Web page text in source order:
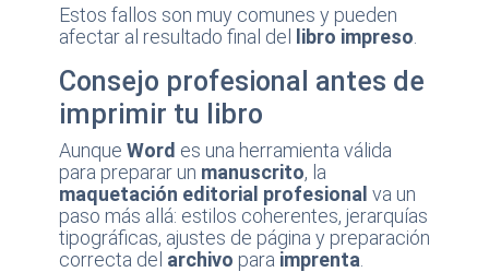
Estos fallos son muy comunes y pueden
afectar al resultado final del libro impreso
Consejo profesional antes de
imprimir tu libro
Aunque Word es una herramienta válida
para preparar un manuscrito, la
maquetación editorial profesional va un
paso más allá: estilos coherentes, jerarquías
tipográficas, ajustes de página y preparación
correcta del archivo para imprenta